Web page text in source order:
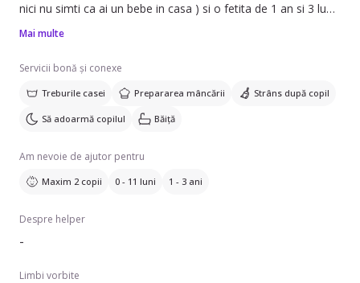
nici nu simti ca ai un bebe in casa ) si o fetita de 1 an si 3 luni
tare jucaușă si cumintica
Mai multe
Servicii bonă și conexe
Treburile casei Prepararea mâncării Strâns după copil
Să adoarmă copilul Băiță
Am nevoie de ajutor pentru
Maxim 2 copii 0 - 11 luni 1 - 3 ani
Despre helper
-
Limbi vorbite